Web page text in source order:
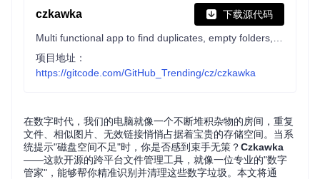
czkawka 下载源代码
项目地址：
https://gitcode.com/GitHub_Trending/cz/czkawka
在数字时代，我们的电脑就像一个不断堆积杂物的房间，重复
文件、相似图片、无效链接悄悄占据着宝贵的存储空间。当系
统提示"磁盘空间不足"时，你是否感到束手无策？Czkawka
——这款开源的跨平台文件管理工具，就像一位专业的"数字
管家"，能够帮你精准识别并清理这些数字垃圾。本文将通